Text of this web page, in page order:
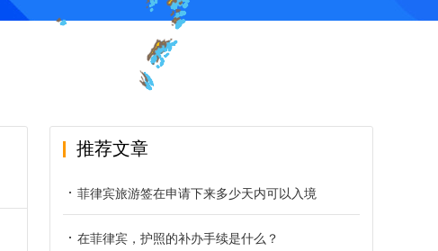
推荐文章
菲律宾旅游签在申请下来多少天内可以入境
在菲律宾，护照的补办手续是什么？